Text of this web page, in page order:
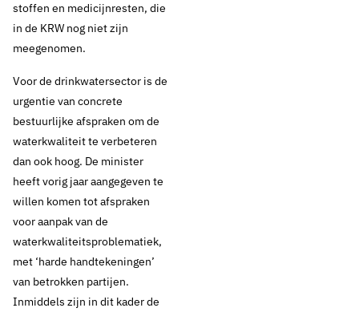
stoffen en medicijnresten, die
in de KRW nog niet zijn
meegenomen.
Voor de drinkwatersector is de
urgentie van concrete
bestuurlijke afspraken om de
waterkwaliteit te verbeteren
dan ook hoog. De minister
heeft vorig jaar aangegeven te
willen komen tot afspraken
voor aanpak van de
waterkwaliteitsproblematiek,
met ‘harde handtekeningen’
van betrokken partijen.
Inmiddels zijn in dit kader de